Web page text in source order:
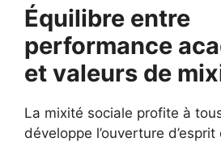
Équilibre entre
performance
et valeurs de
La mixité sociale profite à
développe l’ouverture